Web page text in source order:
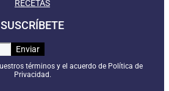
RECETAS
SUSCRÍBETE
términos y el acuerdo de Política de
Privacidad.